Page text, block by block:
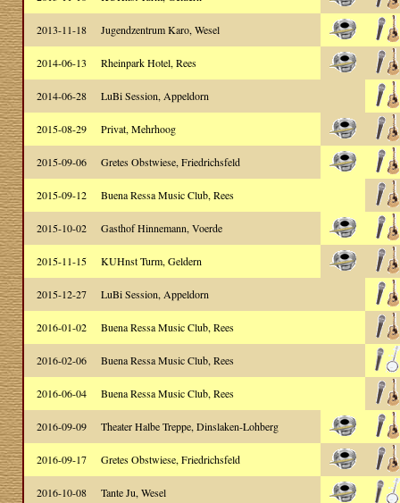
2013-11-18 Jugendzentrum Karo, Wesel
2014-06-13 Rheinpark Hotel, Rees
2014-06-28 LuBi Session, Appeldorn
2015-08-29 Privat, Mehrhoog
2015-09-06 Gretes Obstwiese, Friedrichsfeld
2015-09-12 Buena Ressa Music Club, Rees
2015-10-02 Gasthof Hinnemann, Voerde
2015-11-15 KUHnst Turm, Geldern
2015-12-27 LuBi Session, Appeldorn
2016-01-02 Buena Ressa Music Club, Rees
2016-02-06 Buena Ressa Music Club, Rees
2016-06-04 Buena Ressa Music Club, Rees
2016-09-09 Theater Halbe Treppe, Dinslaken-Lohberg
2016-09-17 Gretes Obstwiese, Friedrichsfeld
2016-10-08 Tante Ju, Wesel